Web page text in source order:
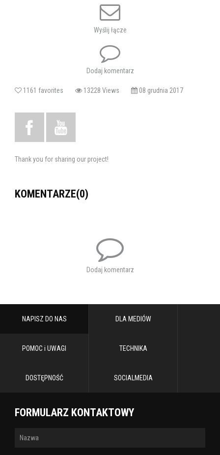
Wyślij łącze
Dodaj komentarz
1161 favorites 13228 Views 08 grudnia 2017
Thank you for sharing our project!
KOMENTARZE(0)
Dodaj komentarz
NAPISZ DO NAS DLA MEDIÓW
POMOC i UWAGI TECHNIKA
DOSTĘPNOŚĆ SOCIALMEDIA
FORMULARZ KONTAKTOWY